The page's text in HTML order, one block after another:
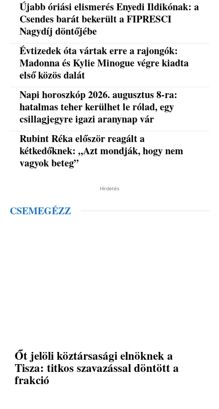
Újabb óriási elismerés Enyedi Ildikónak: a
Csendes barát bekerült a FIPRESCI
Nagydíj döntőjébe
Évtizedek óta vártak erre a rajongók:
Madonna és Kylie Minogue végre kiadta
első közös dalát
Napi horoszkóp 2026. augusztus 8-ra:
hatalmas teher kerülhet le rólad, egy
csillagjegyre igazi aranynap vár
Rubint Réka először reagált a
kétkedőknek: „Azt mondják, hogy nem
vagyok beteg”
Hirdetés
CSEMEGÉZZ
Őt jelöli köztársasági elnöknek a
Tisza: titkos szavazással döntött a
frakció